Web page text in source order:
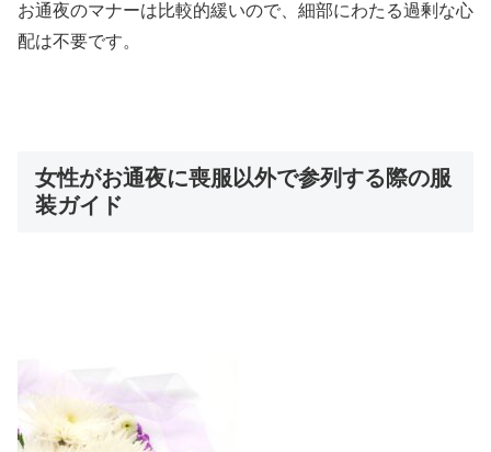
お通夜のマナーは比較的緩いので、細部にわたる過剰な心
配は不要です。
女性がお通夜に喪服以外で参列する際の服
装ガイド